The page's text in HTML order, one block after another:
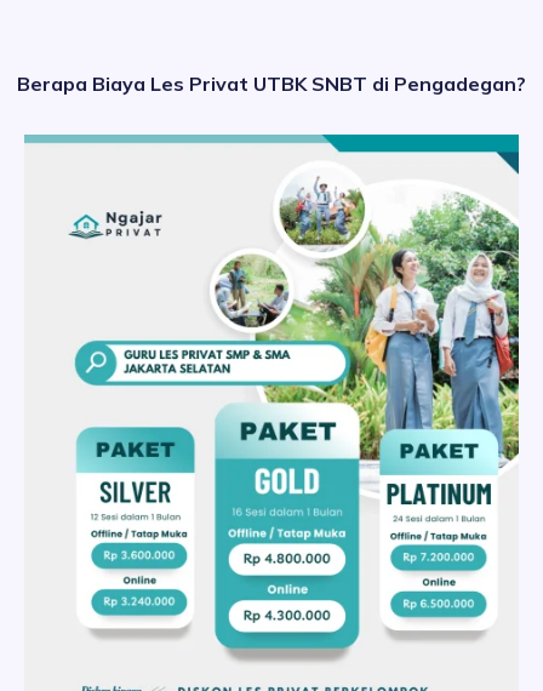
Berapa Biaya Les Privat UTBK SNBT di Pengadegan?